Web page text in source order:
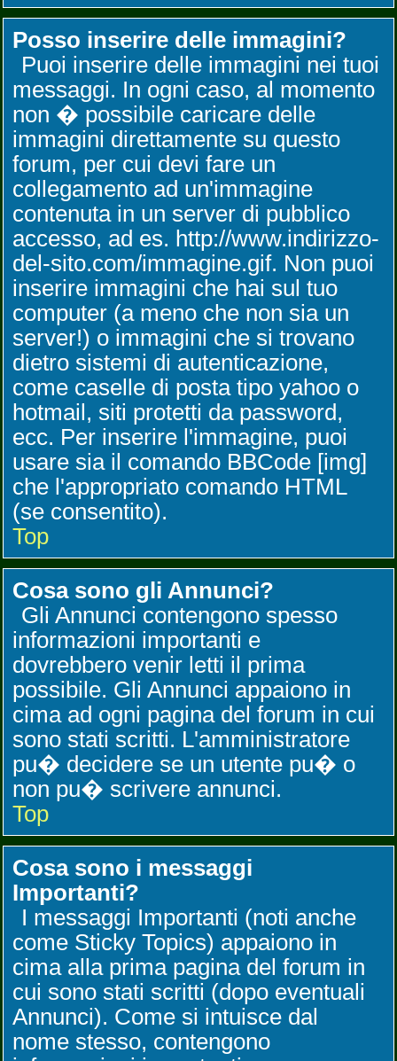
Posso inserire delle immagini?
Puoi inserire delle immagini nei tuoi
messaggi. In ogni caso, al momento
non � possibile caricare delle
immagini direttamente su questo
forum, per cui devi fare un
collegamento ad un'immagine
contenuta in un server di pubblico
accesso, ad es. http://www.indirizzo-
del-sito.com/immagine.gif. Non puoi
inserire immagini che hai sul tuo
computer (a meno che non sia un
server!) o immagini che si trovano
dietro sistemi di autenticazione,
come caselle di posta tipo yahoo o
hotmail, siti protetti da password,
ecc. Per inserire l'immagine, puoi
usare sia il comando BBCode [img]
che l'appropriato comando HTML
(se consentito).
Top
Cosa sono gli Annunci?
Gli Annunci contengono spesso
informazioni importanti e
dovrebbero venir letti il prima
possibile. Gli Annunci appaiono in
cima ad ogni pagina del forum in cui
sono stati scritti. L'amministratore
pu� decidere se un utente pu� o
non pu� scrivere annunci.
Top
Cosa sono i messaggi
Importanti?
I messaggi Importanti (noti anche
come Sticky Topics) appaiono in
cima alla prima pagina del forum in
cui sono stati scritti (dopo eventuali
Annunci). Come si intuisce dal
nome stesso, contengono